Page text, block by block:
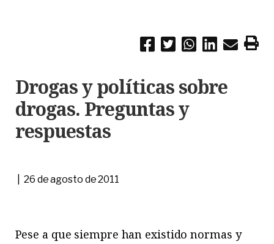
Drogas y políticas sobre
drogas. Preguntas y
respuestas
| 26 de agosto de 2011
Pese a que siempre han existido normas y